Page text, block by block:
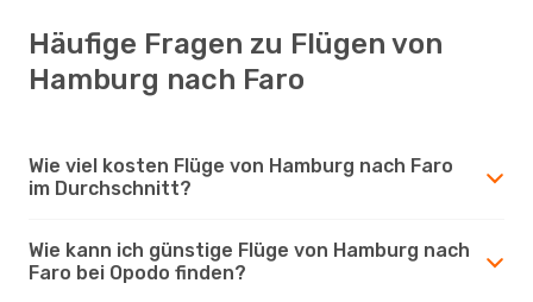
Häufige Fragen zu Flügen von
Hamburg nach Faro
Wie viel kosten Flüge von Hamburg nach Faro
im Durchschnitt?
Wie kann ich günstige Flüge von Hamburg nach
Faro bei Opodo finden?